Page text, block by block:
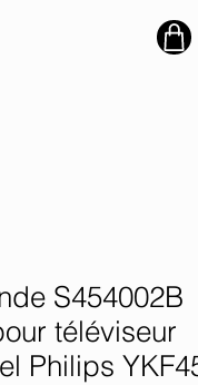
S454002B
téléviseur
Philips